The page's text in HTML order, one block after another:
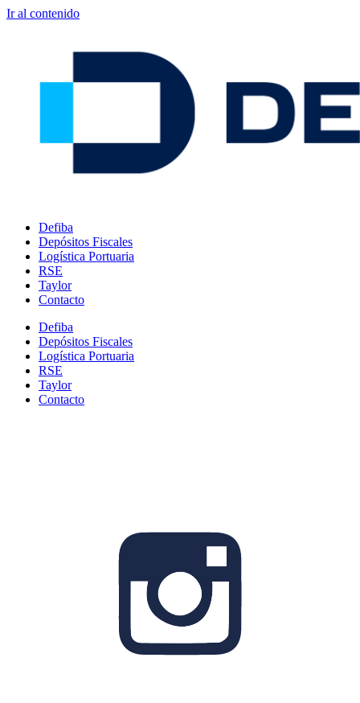
Ir al contenido
Defiba
Depósitos Fiscales
Logística Portuaria
RSE
Taylor
Contacto
Defiba
Depósitos Fiscales
Logística Portuaria
RSE
Taylor
Contacto